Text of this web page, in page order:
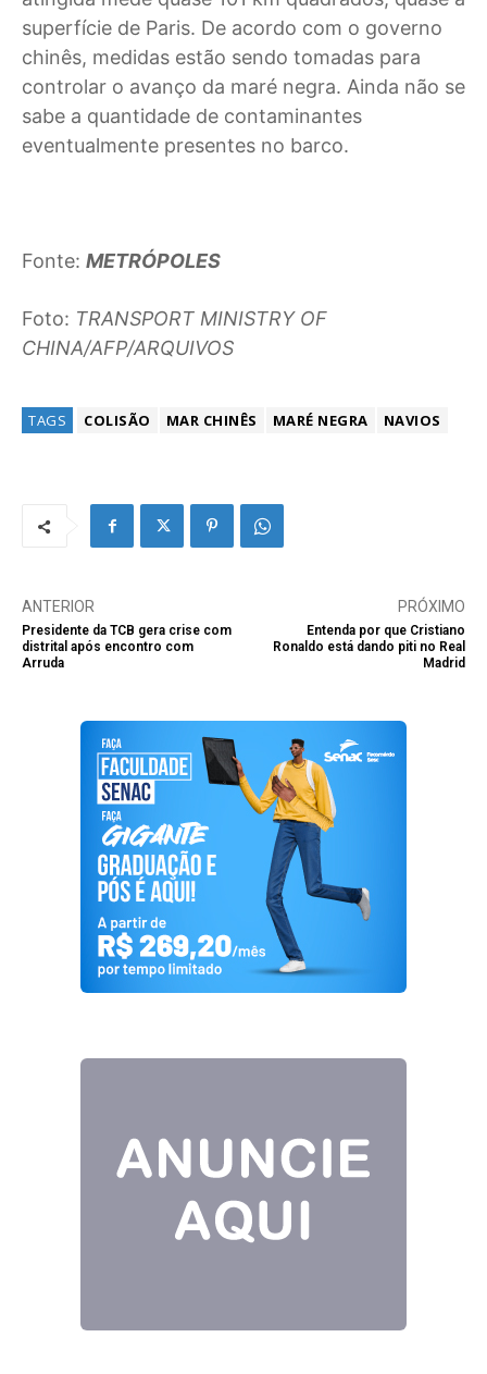
superfície de Paris. De acordo com o governo
chinês, medidas estão sendo tomadas para
controlar o avanço da maré negra. Ainda não se
sabe a quantidade de contaminantes
eventualmente presentes no barco.
Fonte: METRÓPOLES
Foto: TRANSPORT MINISTRY OF
CHINA/AFP/ARQUIVOS
TAGS COLISÃO MAR CHINÊS MARÉ NEGRA NAVIOS
ANTERIOR
Presidente da TCB gera crise com
distrital após encontro com
Arruda
PRÓXIMO
Entenda por que Cristiano
Ronaldo está dando piti no Real
Madrid